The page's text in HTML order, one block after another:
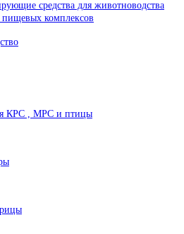
средства для животноводства
комплексов
КРС , МРС и птицы